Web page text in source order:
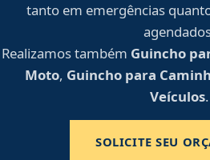
tanto em emergências
Realizamos também Guincho
Moto, Guincho para
Veículos.
SOLICITE SEU